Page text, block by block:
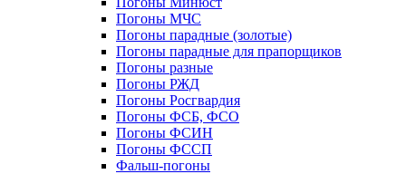
Погоны МЧС
Погоны парадные (золотые)
Погоны парадные для прапорщиков
Погоны разные
Погоны РЖД
Погоны Росгвардия
Погоны ФСБ, ФСО
Погоны ФСИН
Погоны ФССП
Фальш-погоны